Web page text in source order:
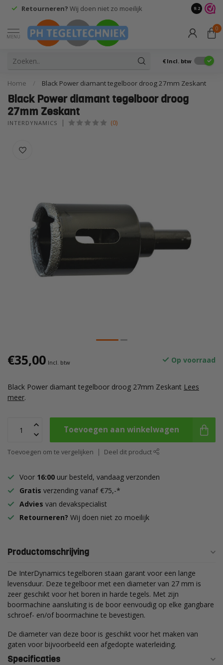
Retourneren? Wij doen niet zo moeilijk 9.2
MENU
0
€ Incl. btw
Home / Black Power diamant tegelboor droog 27mm Zeskant
Black Power diamant tegelboor droog
27mm Zeskant
INTERDYNAMICS (0)
€35,00 Incl. btw Op voorraad
Black Power diamant tegelboor droog 27mm Zeskant Lees
meer.
Toevoegen aan winkelwagen
Toevoegen om te vergelijken Deel dit product
Voor 16:00 uur besteld, vandaag verzonden
Gratis verzending vanaf €75,-*
Advies van devakspecialist
Retourneren? Wij doen niet zo moeilijk
Productomschrijving
De InterDynamics tegelboren staan garant voor een lange
levensduur. Deze tegelboor met een diameter van 27 mm is
zeer geschikt voor het boren in harde tegels. Met zijn
boormachine aansluiting is de boor eenvoudig op elke gangbare
schroef- en/of boormachine te bevestigen.
De diameter van deze boor is geschikt voor het maken van
gaten voor bijvoorbeeld een afgedopte waterleiding.
Specificaties